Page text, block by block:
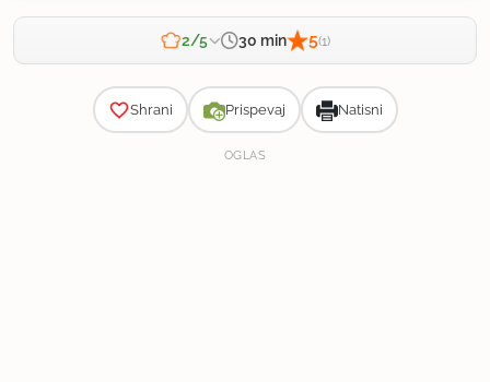
2/5 30 min 5(1)
Shrani Prispevaj Natisni
OGLAS